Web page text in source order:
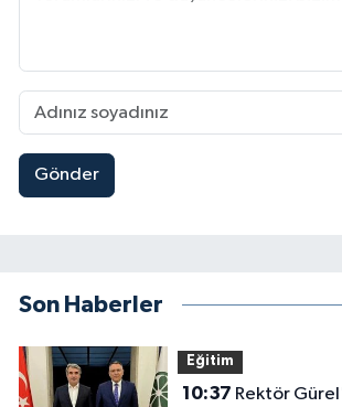
Gönder
Son Haberler
Eğitim
10:37